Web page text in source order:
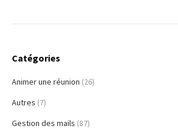
Catégories
Animer une réunion (26)
Autres (7)
Gestion des mails (87)